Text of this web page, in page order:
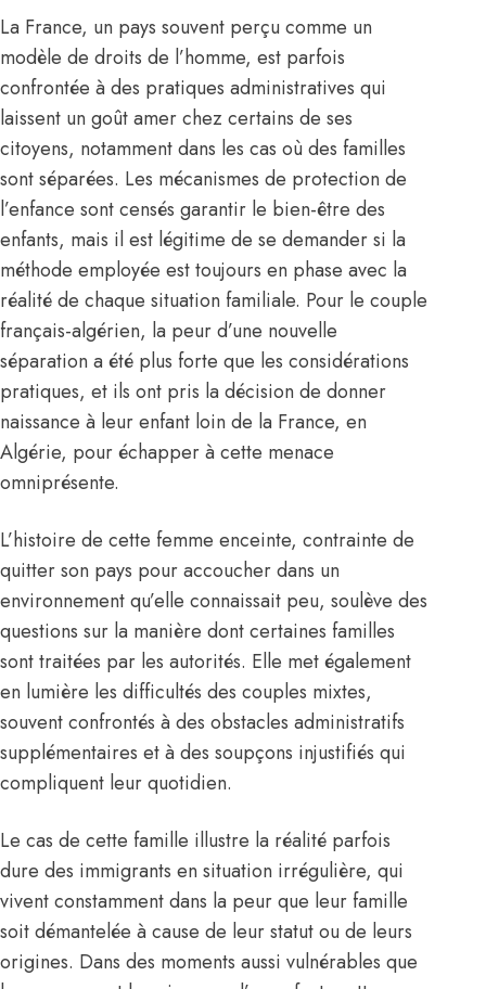
La France, un pays souvent perçu comme un
modèle de droits de l’homme, est parfois
confrontée à des pratiques administratives qui
laissent un goût amer chez certains de ses
citoyens, notamment dans les cas où des familles
sont séparées. Les mécanismes de protection de
l’enfance sont censés garantir le bien-être des
enfants, mais il est légitime de se demander si la
méthode employée est toujours en phase avec la
réalité de chaque situation familiale. Pour le couple
français-algérien, la peur d’une nouvelle
séparation a été plus forte que les considérations
pratiques, et ils ont pris la décision de donner
naissance à leur enfant loin de la France, en
Algérie, pour échapper à cette menace
omniprésente.
L’histoire de cette femme enceinte, contrainte de
quitter son pays pour accoucher dans un
environnement qu’elle connaissait peu, soulève des
questions sur la manière dont certaines familles
sont traitées par les autorités. Elle met également
en lumière les difficultés des couples mixtes,
souvent confrontés à des obstacles administratifs
supplémentaires et à des soupçons injustifiés qui
compliquent leur quotidien.
Le cas de cette famille illustre la réalité parfois
dure des immigrants en situation irrégulière, qui
vivent constamment dans la peur que leur famille
soit démantelée à cause de leur statut ou de leurs
origines. Dans des moments aussi vulnérables que